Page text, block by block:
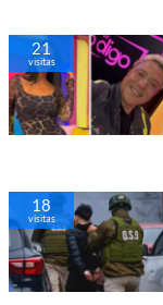
21
visitas
18
visitas